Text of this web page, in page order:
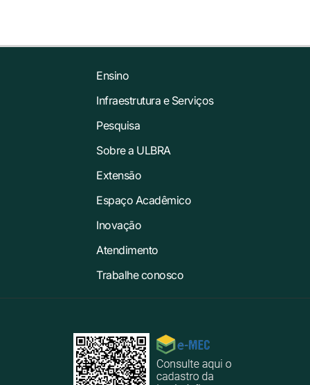
Ensino
Infraestrutura e Serviços
Pesquisa
Sobre a ULBRA
Extensão
Espaço Acadêmico
Inovação
Atendimento
Trabalhe conosco